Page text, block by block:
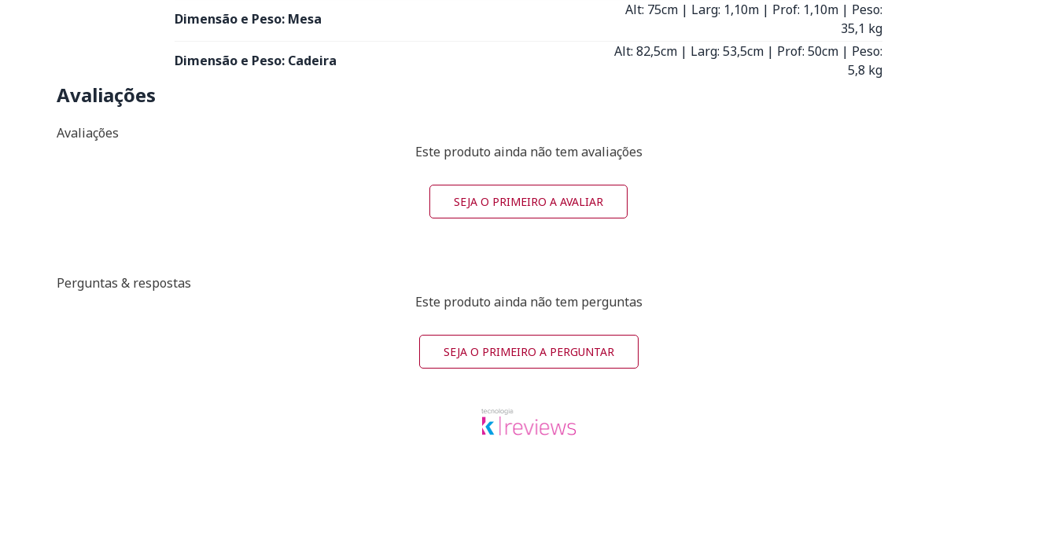
Dimensão e Peso: Mesa
Alt: 75cm | Larg: 1,10m | Prof: 1,10m | Peso:
35,1 kg
Dimensão e Peso: Cadeira
Alt: 82,5cm | Larg: 53,5cm | Prof: 50cm | Peso:
5,8 kg
Avaliações
Avaliações
Este produto ainda não tem avaliações
SEJA O PRIMEIRO A AVALIAR
Perguntas & respostas
Este produto ainda não tem perguntas
SEJA O PRIMEIRO A PERGUNTAR